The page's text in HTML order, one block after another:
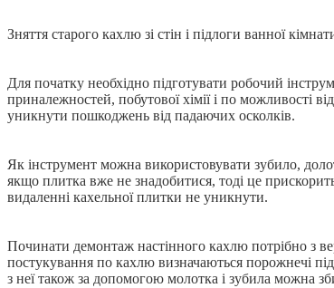
Зняття старого кахлю зі стін і підлоги ванної
Для початку необхідно підготувати робочий
приналежностей, побутової хімії і по можливості
уникнути пошкоджень від падаючих осколків.
Як інструмент можна використовувати зубило,
якщо плитка вже не знадобитися, тоді це
видаленні кахельної плитки не уникнути.
Починати демонтаж настінного кахлю потрібно з
постукування по кахлю визначаються порожнечі
з неї також за допомогою молотка і зубила можна